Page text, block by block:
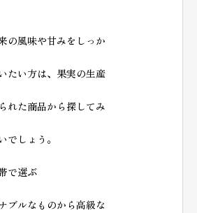
の風味や甘みをしっか
たい方は、果実の生産
れた商品から探してみ
でしょう。
で選ぶ
ブルなものから高級な